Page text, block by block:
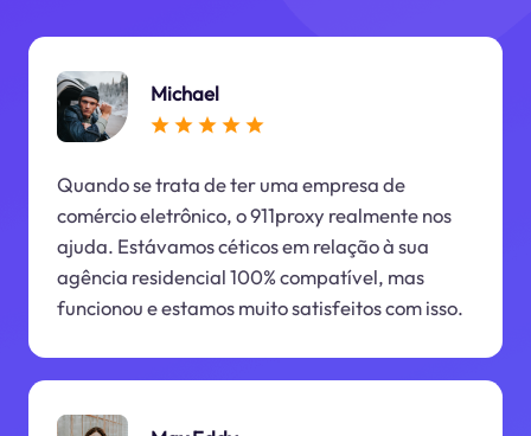
Michael
Quando se trata de ter uma empresa de
comércio eletrônico, o 911proxy realmente nos
ajuda. Estávamos céticos em relação à sua
agência residencial 100% compatível, mas
funcionou e estamos muito satisfeitos com isso.